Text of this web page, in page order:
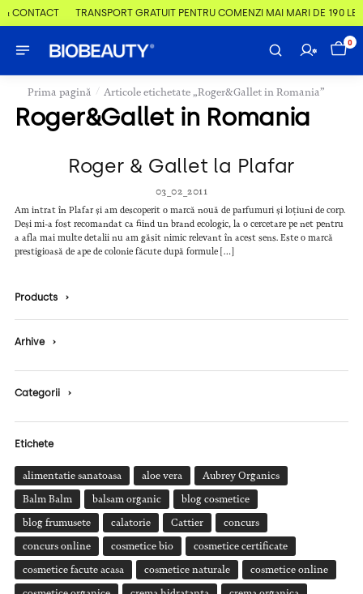
CONTACT TRANSPORT GRATUIT PENTRU COMENZI MAI MARI DE 190 LEI
0
Prima pagină / Articole etichetate „Roger&Gallet in Romania”
Roger&Gallet in Romania
Roger & Gallet la Plafar
03_02_2011
Am intrat în Plafar și am descoperit o marcă nouă de parfumuri și loțiuni de corp.
Deși mi-a fost recomandat ca fiind un brand ecologic, la o cercetare pe net pentru
a afla mai multe detalii nu am găsit nimic relevant în acest sens. Este o marcă
prestigioasă de ape de colonie făcute după formule […]
Products ›
Arhive ›
Categorii ›
Etichete
alimentatie sanatoasa aloe vera Aubrey Organics
Balm Balm balsam organic blog cosmetice
blog frumusete calatorie Cattier concurs
concurs online cosmetice bio cosmetice certificate
cosmetice facute acasa cosmetice naturale cosmetice online